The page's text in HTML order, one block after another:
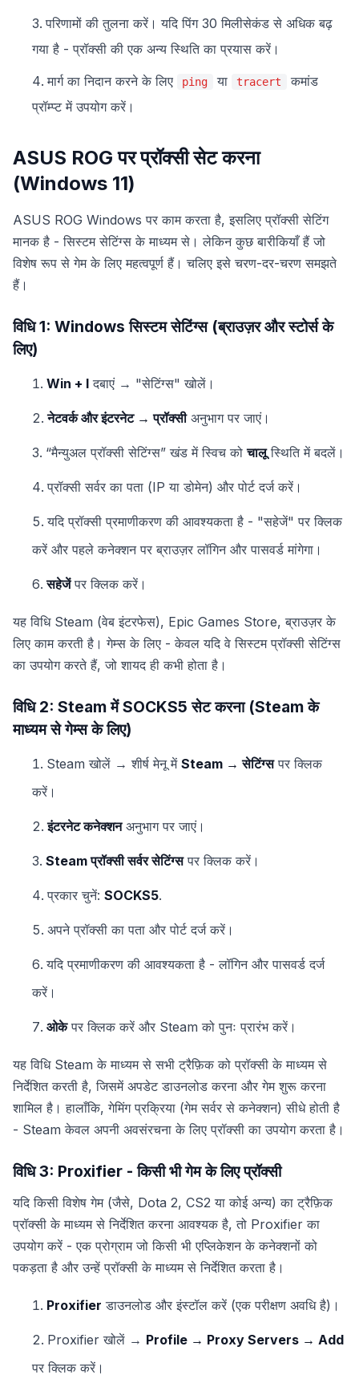
परिणामों की तुलना करें। यदि पिंग 30 मिलीसेकंड से अधिक बढ़
गया है - प्रॉक्सी की एक अन्य स्थिति का प्रयास करें।
मार्ग का निदान करने के लिए
ping या tracert
कमांड
प्रॉम्प्ट में उपयोग करें।
ASUS ROG पर प्रॉक्सी सेट करना
(Windows 11)
ASUS ROG Windows पर काम करता है, इसलिए प्रॉक्सी सेटिंग
मानक है - सिस्टम सेटिंग्स के माध्यम से। लेकिन कुछ बारीकियाँ हैं जो
विशेष रूप से गेम के लिए महत्वपूर्ण हैं। चलिए इसे चरण-दर-चरण समझते
हैं।
विधि 1: Windows सिस्टम सेटिंग्स (ब्राउज़र और स्टोर्स के
लिए)
Win + I दबाएं → "सेटिंग्स" खोलें।
नेटवर्क और इंटरनेट → प्रॉक्सीअनुभाग पर जाएं।
“मैन्युअल प्रॉक्सी सेटिंग्स” खंड में स्विच कोचालूस्थिति में बदलें।
प्रॉक्सी सर्वर का पता (IP या डोमेन) और पोर्ट दर्ज करें।
यदि प्रॉक्सी प्रमाणीकरण की आवश्यकता है - "सहेजें" पर क्लिक
करें और पहले कनेक्शन पर ब्राउज़र लॉगिन और पासवर्ड मांगेगा।
सहेजेंपर क्लिक करें।
यह विधि Steam (वेब इंटरफेस), Epic Games Store, ब्राउज़र के
लिए काम करती है। गेम्स के लिए - केवल यदि वे सिस्टम प्रॉक्सी सेटिंग्स
का उपयोग करते हैं, जो शायद ही कभी होता है।
विधि 2: Steam में SOCKS5 सेट करना (Steam के
माध्यम से गेम्स के लिए)
Steam खोलें → शीर्ष मेनू में Steam → सेटिंग्सपर क्लिक
करें।
इंटरनेट कनेक्शनअनुभाग पर जाएं।
Steam प्रॉक्सी सर्वर सेटिंग्सपर क्लिक करें।
प्रकार चुनें: SOCKS5.
अपने प्रॉक्सी का पता और पोर्ट दर्ज करें।
यदि प्रमाणीकरण की आवश्यकता है - लॉगिन और पासवर्ड दर्ज
करें।
ओकेपर क्लिक करें और Steam को पुनः प्रारंभ करें।
यह विधि Steam के माध्यम से सभी ट्रैफ़िक को प्रॉक्सी के माध्यम से
निर्देशित करती है, जिसमें अपडेट डाउनलोड करना और गेम शुरू करना
शामिल है। हालाँकि, गेमिंग प्रक्रिया (गेम सर्वर से कनेक्शन) सीधे होती है
- Steam केवल अपनी अवसंरचना के लिए प्रॉक्सी का उपयोग करता है।
विधि 3: Proxifier - किसी भी गेम के लिए प्रॉक्सी
यदि किसी विशेष गेम (जैसे, Dota 2, CS2 या कोई अन्य) का ट्रैफ़िक
प्रॉक्सी के माध्यम से निर्देशित करना आवश्यक है, तो Proxifier का
उपयोग करें - एक प्रोग्राम जो किसी भी एप्लिकेशन के कनेक्शनों को
पकड़ता है और उन्हें प्रॉक्सी के माध्यम से निर्देशित करता है।
Proxifier डाउनलोड और इंस्टॉल करें (एक परीक्षण अवधि है)।
Proxifier खोलें → Profile → Proxy Servers → Add
पर क्लिक करें।